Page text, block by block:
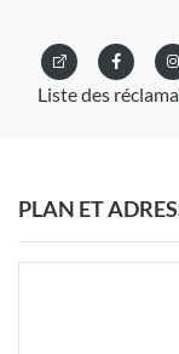
Liste des
PLAN ET